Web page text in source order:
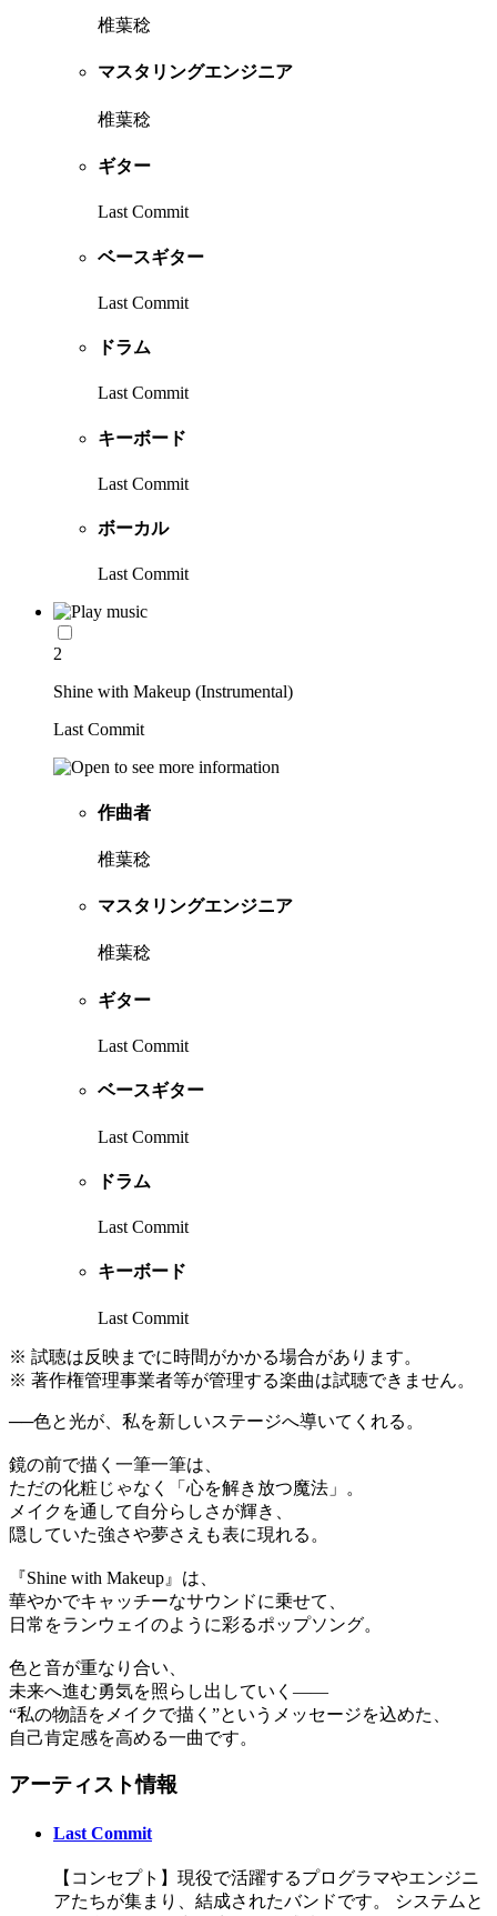
椎葉稔
マスタリングエンジニア
椎葉稔
ギター
Last Commit
ベースギター
Last Commit
ドラム
Last Commit
キーボード
Last Commit
ボーカル
Last Commit
2
Shine with Makeup (Instrumental)
Last Commit
作曲者
椎葉稔
マスタリングエンジニア
椎葉稔
ギター
Last Commit
ベースギター
Last Commit
ドラム
Last Commit
キーボード
Last Commit
※ 試聴は反映までに時間がかかる場合があります。
※ 著作権管理事業者等が管理する楽曲は試聴できません。
──色と光が、私を新しいステージへ導いてくれる。
鏡の前で描く一筆一筆は、
ただの化粧じゃなく「心を解き放つ魔法」。
メイクを通して自分らしさが輝き、
隠していた強さや夢さえも表に現れる。
『Shine with Makeup』は、
華やかでキャッチーなサウンドに乗せて、
日常をランウェイのように彩るポップソング。
色と音が重なり合い、
未来へ進む勇気を照らし出していく――
“私の物語をメイクで描く”というメッセージを込めた、
自己肯定感を高める一曲です。
アーティスト情報
Last Commit
【コンセプト】現役で活躍するプログラマやエンジニ
アたちが集まり、結成されたバンドです。 システムと